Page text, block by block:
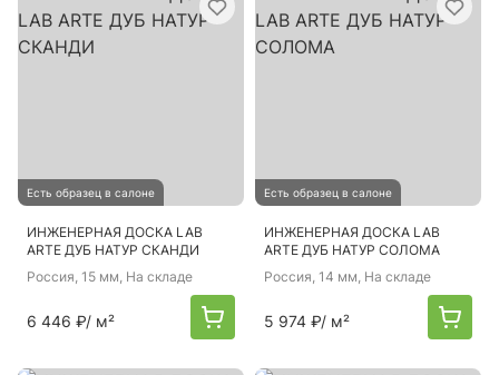
Есть образец в салоне
ИНЖЕНЕРНАЯ ДОСКА LAB
ARTE ДУБ НАТУР СКАНДИ
Россия, 15 мм, На складе
6 446 ₽/ м²
Есть образец в салоне
ИНЖЕНЕРНАЯ ДОСКА LAB
ARTE ДУБ НАТУР СОЛОМА
Россия, 14 мм, На складе
5 974 ₽/ м²